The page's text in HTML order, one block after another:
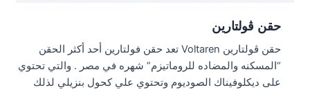
حقن ڤولتارين
حقن ڤولتارين Voltaren تعد حقن فولتارين أحد أكثر الحقن
“المسكنه والمضاده للروماتيزم” شهره في مصر . والتي تحتوي
على ديكلوفيناك الصوديوم وتحتوي علي كحول بنزيلي لذلك